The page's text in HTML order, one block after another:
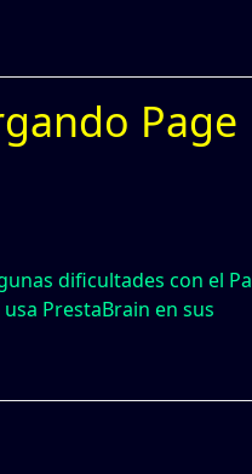
Page
dificultades con el
PrestaBrain en sus